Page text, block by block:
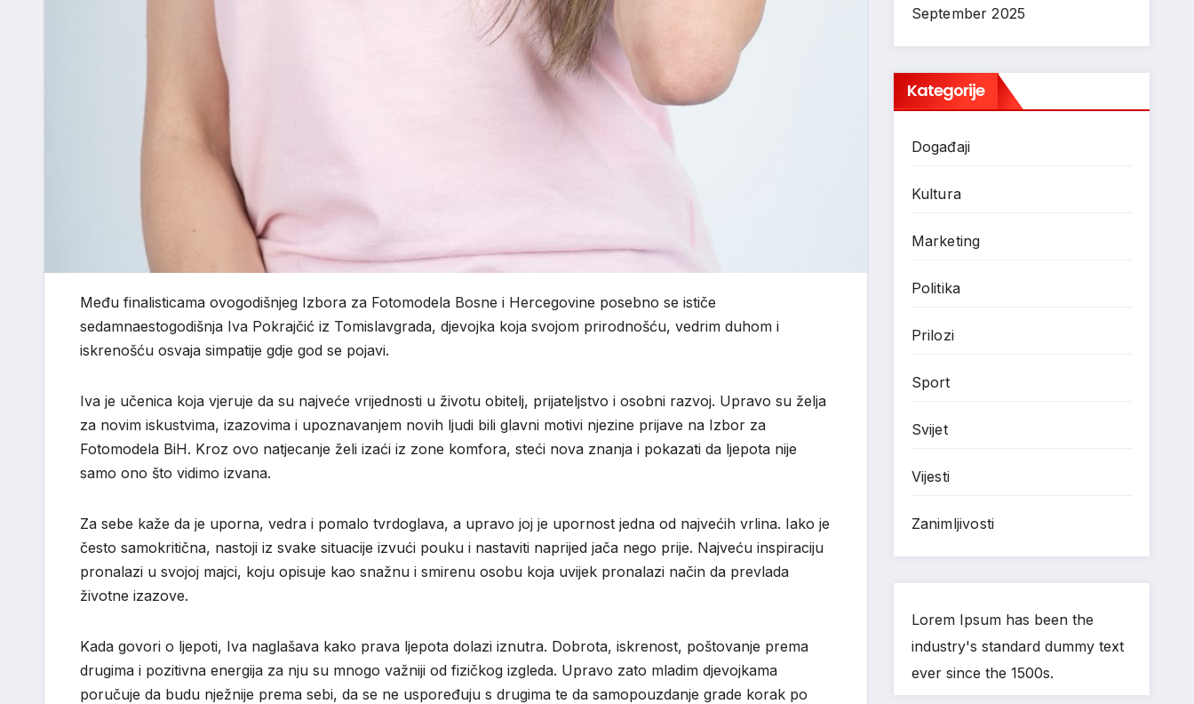
Među finalisticama ovogodišnjeg Izbora za Fotomodela Bosne i Hercegovine posebno se ističe
sedamnaestogodišnja Iva Pokrajčić iz Tomislavgrada, djevojka koja svojom prirodnošću, vedrim duhom i
iskrenošću osvaja simpatije gdje god se pojavi.
Iva je učenica koja vjeruje da su najveće vrijednosti u životu obitelj, prijateljstvo i osobni razvoj. Upravo su želja
za novim iskustvima, izazovima i upoznavanjem novih ljudi bili glavni motivi njezine prijave na Izbor za
Fotomodela BiH. Kroz ovo natjecanje želi izaći iz zone komfora, steći nova znanja i pokazati da ljepota nije
samo ono što vidimo izvana.
Za sebe kaže da je uporna, vedra i pomalo tvrdoglava, a upravo joj je upornost jedna od najvećih vrlina. Iako je
često samokritična, nastoji iz svake situacije izvući pouku i nastaviti naprijed jača nego prije. Najveću inspiraciju
pronalazi u svojoj majci, koju opisuje kao snažnu i smirenu osobu koja uvijek pronalazi način da prevlada
životne izazove.
Kada govori o ljepoti, Iva naglašava kako prava ljepota dolazi iznutra. Dobrota, iskrenost, poštovanje prema
drugima i pozitivna energija za nju su mnogo važniji od fizičkog izgleda. Upravo zato mladim djevojkama
poručuje da budu nježnije prema sebi, da se ne uspoređuju s drugima te da samopouzdanje grade korak po
September 2025
Kategorije
Događaji
Kultura
Marketing
Politika
Prilozi
Sport
Svijet
Vijesti
Zanimljivosti
Lorem Ipsum has been the
industry's standard dummy text
ever since the 1500s.